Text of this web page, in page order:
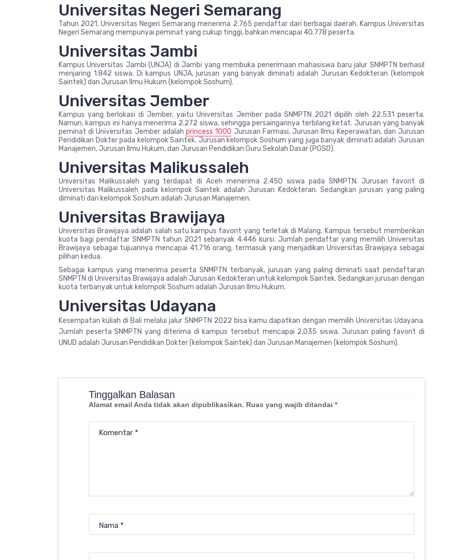
Universitas Negeri Semarang
Tahun 2021, Universitas Negeri Semarang menerima 2.765 pendaftar dari berbagai daerah. Kampus Universitas
Negeri Semarang mempunyai peminat yang cukup tinggi, bahkan mencapai 40.778 peserta.
Universitas Jambi
Kampus Universitas Jambi (UNJA) di Jambi yang membuka penerimaan mahasiswa baru jalur SNMPTN berhasil
menjaring 1.842 siswa. Di kampus UNJA, jurusan yang banyak diminati adalah Jurusan Kedokteran (kelompok
Saintek) dan Jurusan Ilmu Hukum (kelompok Soshum).
Universitas Jember
Kampus yang berlokasi di Jember, yaitu Universitas Jember pada SNMPTN 2021 dipilih oleh 22.531 peserta.
Namun, kampus ini hanya menerima 2.272 siswa, sehingga persaingannya terbilang ketat. Jurusan yang banyak
peminat di Universitas Jember adalahprincess 1000 Jurusan Farmasi, Jurusan Ilmu Keperawatan, dan Jurusan
Pendidikan Dokter pada kelompok Saintek. Jurusan kelompok Soshum yang juga banyak diminati adalah Jurusan
Manajemen, Jurusan Ilmu Hukum, dan Jurusan Pendidikan Guru Sekolah Dasar (PGSD).
Universitas Malikussaleh
Universitas Malikussaleh yang terdapat di Aceh menerima 2.450 siswa pada SNMPTN. Jurusan favorit di
Universitas Malikussaleh pada kelompok Saintek adalah Jurusan Kedokteran. Sedangkan jurusan yang paling
diminati dari kelompok Soshum adalah Jurusan Manajemen.
Universitas Brawijaya
Universitas Brawijaya adalah salah satu kampus favorit yang terletak di Malang. Kampus tersebut memberikan
kuota bagi pendaftar SNMPTN tahun 2021 sebanyak 4.446 kursi. Jumlah pendaftar yang memilih Universitas
Brawijaya sebagai tujuannya mencapai 41.716 orang, termasuk yang menjadikan Universitas Brawijaya sebagai
pilihan kedua.
Sebagai kampus yang menerima peserta SNMPTN terbanyak, jurusan yang paling diminati saat pendaftaran
SNMPTN di Universitas Brawijaya adalah Jurusan Kedokteran untuk kelompok Saintek. Sedangkan jurusan dengan
kuota terbanyak untuk kelompok Soshum adalah Jurusan Ilmu Hukum.
Universitas Udayana
Kesempatan kuliah di Bali melalui jalur SNMPTN 2022 bisa kamu dapatkan dengan memilih Universitas Udayana.
Jumlah peserta SNMPTN yang diterima di kampus tersebut mencapai 2.035 siswa. Jurusan paling favorit di
UNUD adalah Jurusan Pendidikan Dokter (kelompok Saintek) dan Jurusan Manajemen (kelompok Soshum).
Tinggalkan Balasan
Alamat email Anda tidak akan dipublikasikan. Ruas yang wajib ditandai *
Komentar *
Nama *